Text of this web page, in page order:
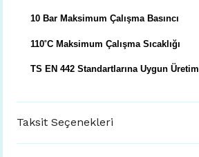
10 Bar Maksimum Çalışma Basıncı
110˚C Maksimum Çalışma Sıcaklığı
TS EN 442 Standartlarına Uygun Üretim
Taksit Seçenekleri